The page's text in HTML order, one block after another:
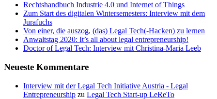
Rechtshandbuch Industrie 4.0 und Internet of Things
Zum Start des digitalen Wintersemesters: Interview mit dem
Jurafuchs
Von einer, die auszog, (das) Legal Tech(-Hacken) zu lernen
Anwaltstag 2020: It’s all about legal entrepreneurship!
Doctor of Legal Tech: Interview mit Christina-Maria Leeb
Neueste Kommentare
Interview mit der Legal Tech Initiative Austria - Legal
Entrepreneurship zu Legal Tech Start-up LeReTo